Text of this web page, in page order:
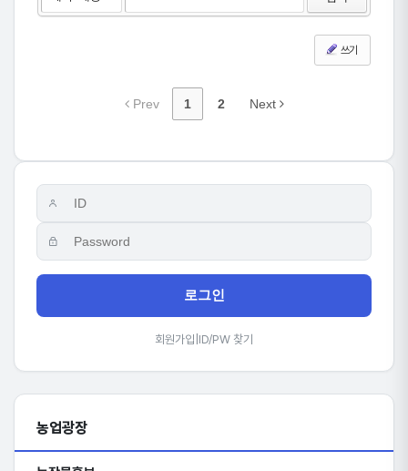
쓰기
Prev 1 2 Next
로그인
회원가입 ID/PW 찾기
농업광장